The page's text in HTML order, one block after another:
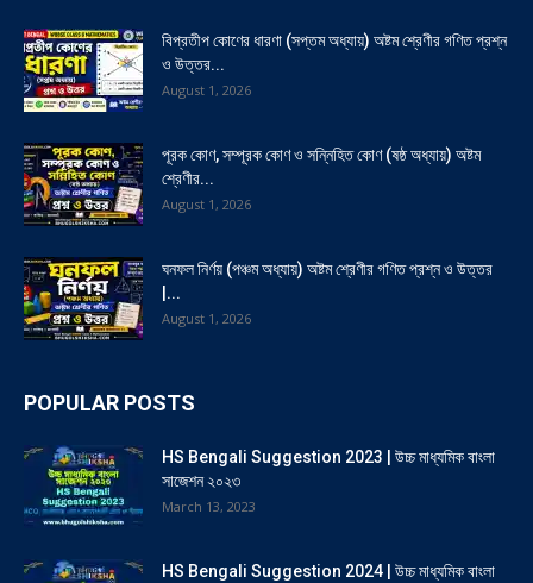
বিপ্রতীপ কোণের ধারণা (সপ্তম অধ্যায়) অষ্টম শ্রেণীর গণিত প্রশ্ন
ও উত্তর...
August 1, 2026
পূরক কোণ, সম্পূরক কোণ ও সন্নিহিত কোণ (ষষ্ঠ অধ্যায়) অষ্টম
শ্রেণীর...
August 1, 2026
ঘনফল নির্ণয় (পঞ্চম অধ্যায়) অষ্টম শ্রেণীর গণিত প্রশ্ন ও উত্তর
|...
August 1, 2026
POPULAR POSTS
HS Bengali Suggestion 2023 | উচ্চ মাধ্যমিক বাংলা
সাজেশন ২০২৩
March 13, 2023
HS Bengali Suggestion 2024 | উচ্চ মাধ্যমিক বাংলা